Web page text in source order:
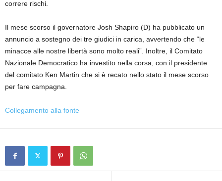
correre rischi.
Il mese scorso il governatore Josh Shapiro (D) ha pubblicato un
annuncio a sostegno dei tre giudici in carica, avvertendo che “le
minacce alle nostre libertà sono molto reali”. Inoltre, il Comitato
Nazionale Democratico ha investito nella corsa, con il presidente
del comitato Ken Martin che si è recato nello stato il mese scorso
per fare campagna.
Collegamento alla fonte